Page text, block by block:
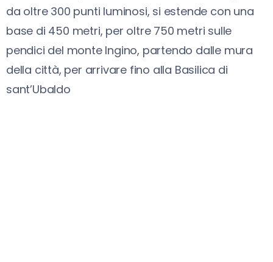
da oltre 300 punti luminosi, si estende con una
base di 450 metri, per oltre 750 metri sulle
pendici del monte Ingino, partendo dalle mura
della città, per arrivare fino alla Basilica di
sant’Ubaldo